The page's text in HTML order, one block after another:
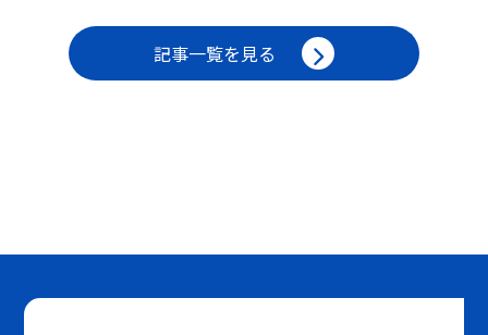
記事一覧を見る